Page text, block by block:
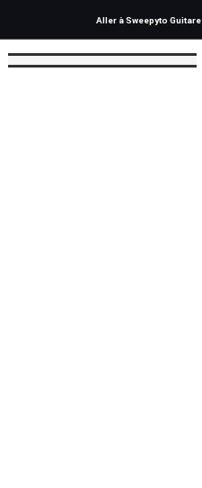
Aller à Sweepyto Guitare